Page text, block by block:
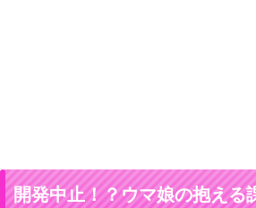
開発中止！？ウマ娘の抱える